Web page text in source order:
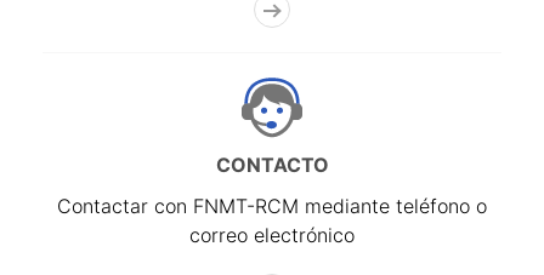
CONTACTO
Contactar con FNMT-RCM mediante teléfono o
correo electrónico